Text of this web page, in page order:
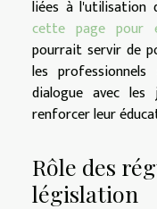
liées à l'utilisation
cette page pour
pourrait servir de
les
dialogue avec
renforcer leur
Rôle des
législation